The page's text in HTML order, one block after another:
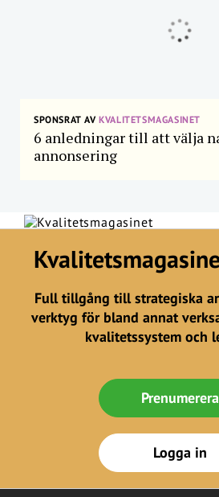
SPONSRAT AVKVALITETSMAGASINET
6 anledningar till att välja
annonsering
Full tillgång till strategiska
verktyg för bland annat
kvalitetssystem och
Prenumerera
Logga in